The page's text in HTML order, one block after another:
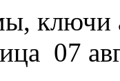
ключи
07